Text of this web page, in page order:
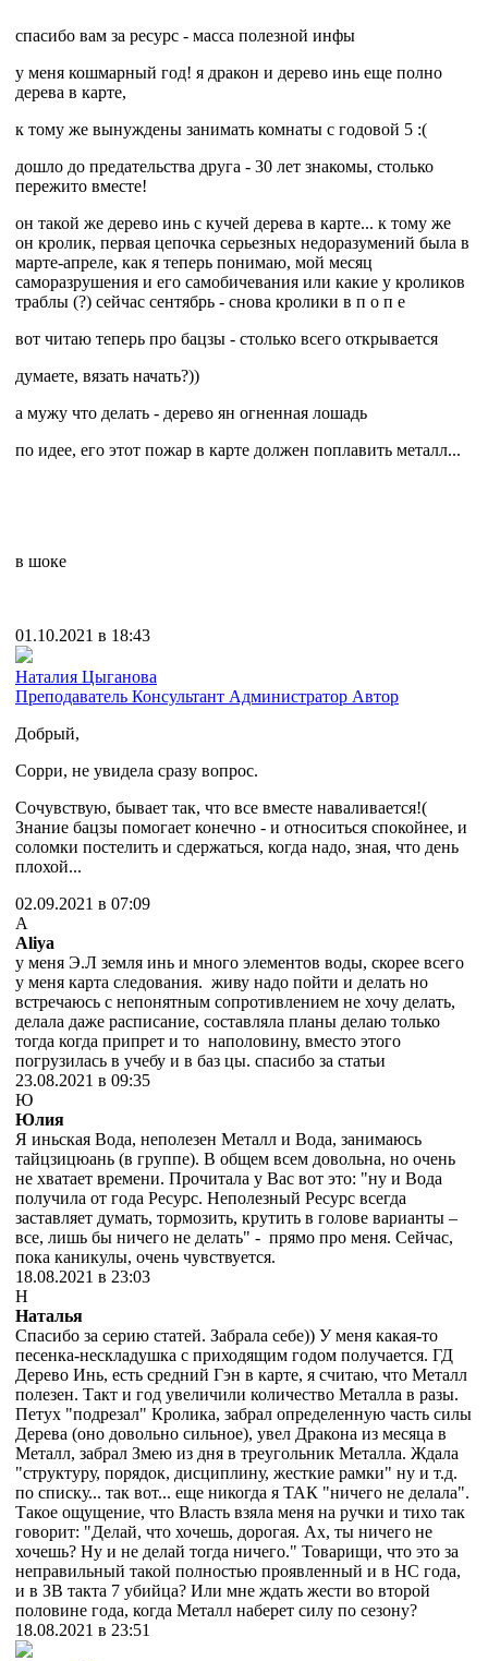
спасибо вам за ресурс - масса полезной инфы
у меня кошмарный год! я дракон и дерево инь еще полно
дерева в карте,
к тому же вынуждены занимать комнаты с годовой 5 :(
дошло до предательства друга - 30 лет знакомы, столько
пережито вместе!
он такой же дерево инь с кучей дерева в карте... к тому же
он кролик, первая цепочка серьезных недоразумений была в
марте-апреле, как я теперь понимаю, мой месяц
саморазрушения и его самобичевания или какие у кроликов
траблы (?) сейчас сентябрь - снова кролики в п о п е
вот читаю теперь про бацзы - столько всего открывается
думаете, вязать начать?))
а мужу что делать - дерево ян огненная лошадь
по идее, его этот пожар в карте должен поплавить металл...
в шоке
01.10.2021 в 18:43
Наталия Цыганова
Преподаватель Консультант Администратор Автор
Добрый,
Сорри, не увидела сразу вопрос.
Сочувствую, бывает так, что все вместе наваливается!(
Знание бацзы помогает конечно - и относиться спокойнее, и
соломки постелить и сдержаться, когда надо, зная, что день
плохой...
02.09.2021 в 07:09
A
Aliya
у меня Э.Л земля инь и много элементов воды, скорее всего
у меня карта следования. живу надо пойти и делать но
встречаюсь с непонятным сопротивлением не хочу делать,
делала даже расписание, составляла планы делаю только
тогда когда припрет и то наполовину, вместо этого
погрузилась в учебу и в баз цы. спасибо за статьи
23.08.2021 в 09:35
Ю
Юлия
Я иньская Вода, неполезен Металл и Вода, занимаюсь
тайцзицюань (в группе). В общем всем довольна, но очень
не хватает времени. Прочитала у Вас вот это: "ну и Вода
получила от года Ресурс. Неполезный Ресурс всегда
заставляет думать, тормозить, крутить в голове варианты –
все, лишь бы ничего не делать" - прямо про меня. Сейчас,
пока каникулы, очень чувствуется.
18.08.2021 в 23:03
Н
Наталья
Спасибо за серию статей. Забрала себе)) У меня какая-то
песенка-нескладушка с приходящим годом получается. ГД
Дерево Инь, есть средний Гэн в карте, я считаю, что Металл
полезен. Такт и год увеличили количество Металла в разы.
Петух "подрезал" Кролика, забрал определенную часть силы
Дерева (оно довольно сильное), увел Дракона из месяца в
Металл, забрал Змею из дня в треугольник Металла. Ждала
"структуру, порядок, дисциплину, жесткие рамки" ну и т.д.
по списку... так вот... еще никогда я ТАК "ничего не делала".
Такое ощущение, что Власть взяла меня на ручки и тихо так
говорит: "Делай, что хочешь, дорогая. Ах, ты ничего не
хочешь? Ну и не делай тогда ничего." Товарищи, что это за
неправильный такой полностью проявленный и в НС года,
и в ЗВ такта 7 убийца? Или мне ждать жести во второй
половине года, когда Металл наберет силу по сезону?
18.08.2021 в 23:51